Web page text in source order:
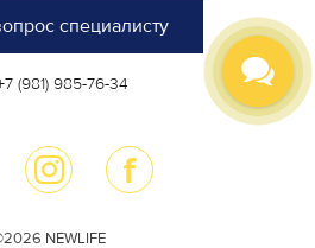
специалисту
(981) 985-76-34
NEWLIFE